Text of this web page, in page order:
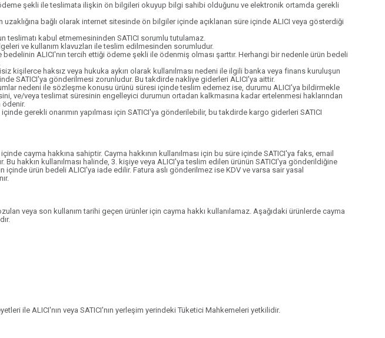
şekli ile teslimata ilişkin ön bilgileri okuyup bilgi sahibi olduğunu ve elektronik ortamda gerekli
bağlı olarak internet sitesinde ön bilgiler içinde açıklanan süre içinde ALICI veya gösterdiği
kabul etmemesininden SATICI sorumlu tutulamaz.
ve kullanım klavuzları ile teslim edilmesinden sorumludur.
ALICI'nın tercih ettiği ödeme şekli ile ödenmiş olması şarttır. Herhangi bir nedenle ürün bedeli
kişilerce haksız veya hukuka aykırı olarak kullanılması nedeni ile ilgili banka veya finans kuruluşun
SATICI'ya gönderilmesi zorunludur. Bu takdirde nakliye giderleri ALICI'ya aittir.
nedeni ile sözleşme konusu ürünü süresi içinde teslim edemez ise, durumu ALICI'ya bildirmekle
ve/veya teslimat süresinin engelleyici durumun ortadan kalkmasına kadar ertelenmesi haklarından
ödenir.
gerekli onarımın yapılması için SATICI'ya gönderilebilir, bu takdirde kargo giderleri SATICI
cayma hakkına sahiptir. Cayma hakkının kullanılması için bu süre içinde SATICI'ya faks, email
hakkın kullanılması halinde, 3. kişiye veya ALICI'ya teslim edilen ürünün SATICI'ya gönderildiğine
ürün bedeli ALICI'ya iade edilir. Fatura aslı gönderilmez ise KDV ve varsa sair yasal
veya son kullanım tarihi geçen ürünler için cayma hakkı kullanılamaz. Aşağıdaki ürünlerde cayma
ile ALICI'nın veya SATICI'nın yerleşim yerindeki Tüketici Mahkemeleri yetkilidir.